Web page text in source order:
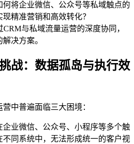
将企业微信、公众号等私域触点的
精准营销和高效转化？
CRM与私域流量运营的深度协同，
决方案。
战：数据孤岛与执行效
中普遍面临三大困境：
业微信、公众号、小程序等多个触
不同系统中，无法形成统一的客户视